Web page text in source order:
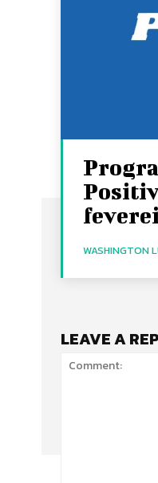
WASHINGTON
LEAVE A